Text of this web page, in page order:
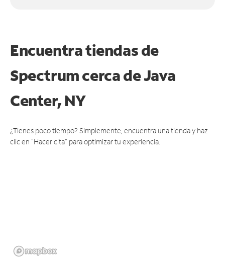
Encuentra tiendas de
Spectrum cerca deJava
Center, NY
¿Tienes poco tiempo? Simplemente, encuentra una tienda y haz
clic en "Hacer cita" para optimizar tu experiencia.